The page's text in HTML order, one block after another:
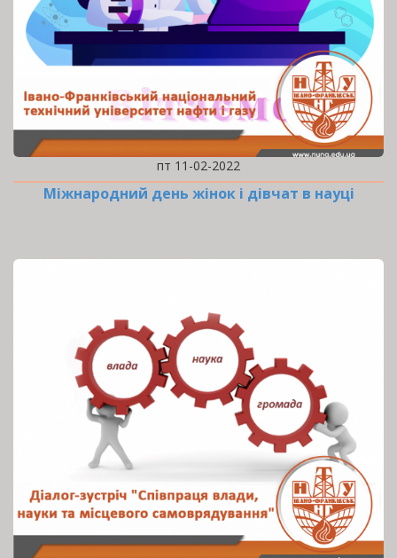
пт 11-02-2022
Міжнародний день жінок і дівчат в науці